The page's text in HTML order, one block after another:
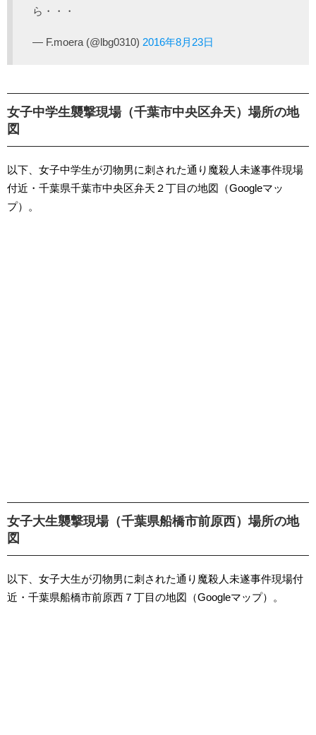
ら・・・
— F.moera (@lbg0310) 2016年8月23日
女子中学生襲撃現場（千葉市中央区弁天）場所の地
図
以下、女子中学生が刃物男に刺された通り魔殺人未遂事件現場
付近・千葉県千葉市中央区弁天２丁目の地図（Googleマッ
プ）。
女子大生襲撃現場（千葉県船橋市前原西）場所の地
図
以下、女子大生が刃物男に刺された通り魔殺人未遂事件現場付
近・千葉県船橋市前原西７丁目の地図（Googleマップ）。